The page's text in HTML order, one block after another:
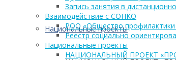
Национальные проекты
Запись занятия в
Взаимодействие с СОНКО
РОО «Общество профилактики
Реестр социально
Национальные проекты
НАЦИОНАЛЬНЫЙ ПРОЕКТ